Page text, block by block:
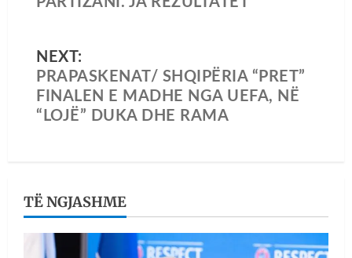
NEXT:
PRAPASKENAT/ SHQIPËRIA “PRET”
FINALEN E MADHE NGA UEFA, NË
“LOJË” DUKA DHE RAMA
TË NGJASHME